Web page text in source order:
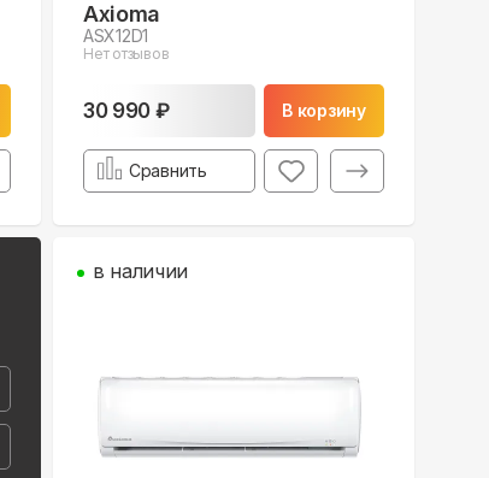
Axioma
ASX12D1
Нет отзывов
30 990 ₽ В корзину
Сравнить
в наличии